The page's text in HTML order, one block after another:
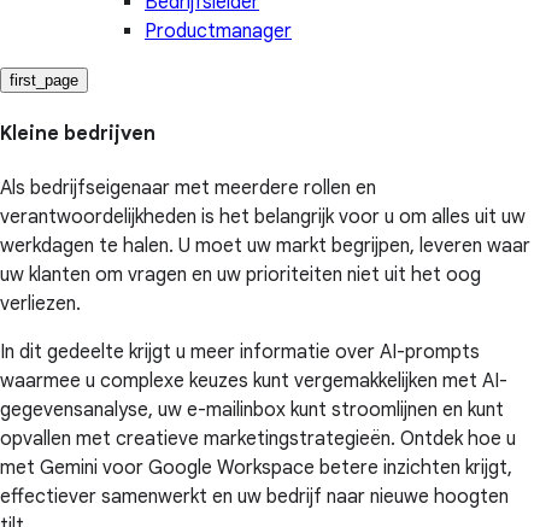
Productmanager
first_page
Kleine bedrijven
Als bedrijfseigenaar met meerdere rollen en
verantwoordelijkheden is het belangrijk voor u om alles uit uw
werkdagen te halen. U moet uw markt begrijpen, leveren waar
uw klanten om vragen en uw prioriteiten niet uit het oog
verliezen.
In dit gedeelte krijgt u meer informatie over AI-prompts
waarmee u complexe keuzes kunt vergemakkelijken met AI-
gegevensanalyse, uw e-mailinbox kunt stroomlijnen en kunt
opvallen met creatieve marketingstrategieën. Ontdek hoe u
met Gemini voor Google Workspace betere inzichten krijgt,
effectiever samenwerkt en uw bedrijf naar nieuwe hoogten